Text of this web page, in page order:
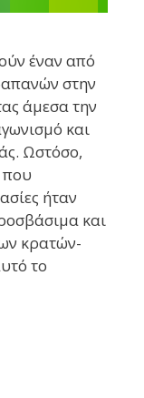
έναν από
στην
άμεσα την
και
Ωστόσο,
που
ήταν
και
κρατών-
το